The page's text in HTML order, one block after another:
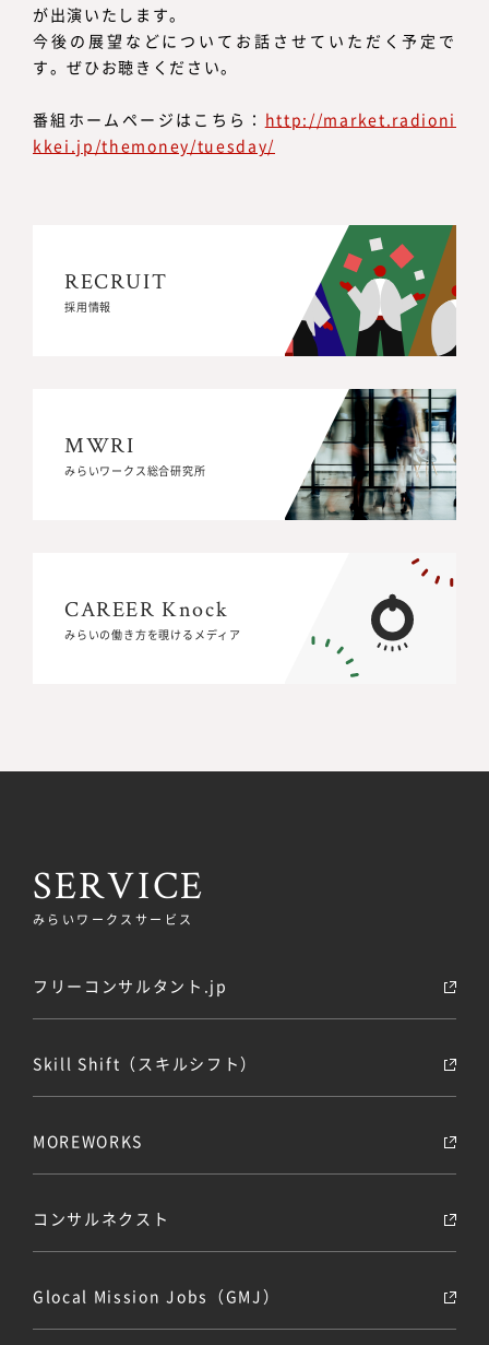
が出演いたします。
今後の展望などについてお話させていただく予定で
す。ぜひお聴きください。
番組ホームページはこちら： http://market.radioni
kkei.jp/themoney/tuesday/
RECRUIT
採用情報
RECRUIT
採用情報
MWRI
みらいワークス総合研究所
MWRI
みらいワークス総合研究所
CAREER Knock
みらいの働き方を覗けるメディア
CAREER Knock
みらいの働き方を覗けるメディア
SERVICE
みらいワークスサービス
フリーコンサルタント.jp
Skill Shift（スキルシフト）
MOREWORKS
コンサルネクスト
Glocal Mission Jobs（GMJ）